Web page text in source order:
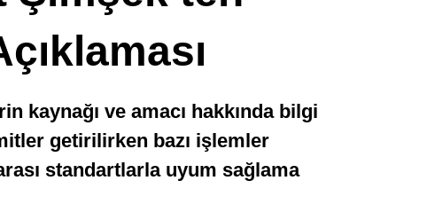
Memecoin Haberleri
Stablecoin Haberleri
ve amacı hakkında bilgi
getirilirken bazı işlemler
standartlarla uyum sağlama